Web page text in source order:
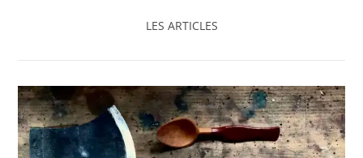
LES ARTICLES